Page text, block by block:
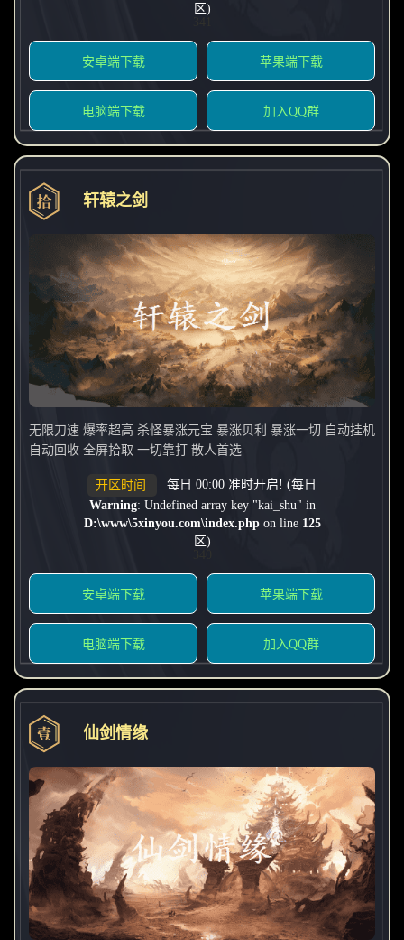
区)
安卓端下载 苹果端下载
电脑端下载 加入QQ群
轩辕之剑
无限刀速 爆率超高 杀怪暴涨元宝 暴涨贝利 暴涨一切 自动挂机
自动回收 全屏拾取 一切靠打 散人首选
开区时间
每日 00:00 准时开启! (每日
Warning: Undefined array key "kai_shu" in
D:\www\5xinyou.com\index.phpon line 125
区)
安卓端下载 苹果端下载
电脑端下载 加入QQ群
仙剑情缘